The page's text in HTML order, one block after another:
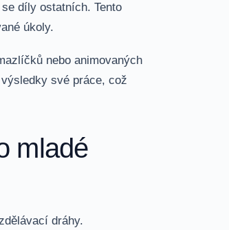
díly ostatních. Tento
úkoly.
nebo animovaných
své práce, což
mladé
dráhy.